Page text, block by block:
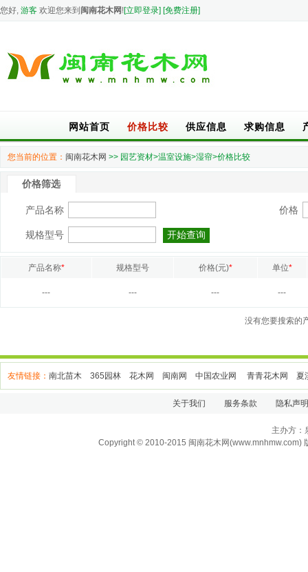
您好, 游客 欢迎您来到 闽南花木网 ![立即登录] [免费注册]
网站首页 价格比较 供应信息 求购信息
您当前的位置： 闽南花木网 >> 园艺资材>温室设施>湿帘>价格比较
价格筛选
产品名称 价格
规格型号
产品名称* 规格型号 价格(元)* 单位*
--- --- --- ---
没有您要搜索的
友情链接： 南北苗木 365园林 花木网 闽南网 中国农业网 青青花木网 夏
关于我们 服务条款 隐私声明
主办方
Copyright© 2010-2015 闽南花木网(www.mnhmw.com)